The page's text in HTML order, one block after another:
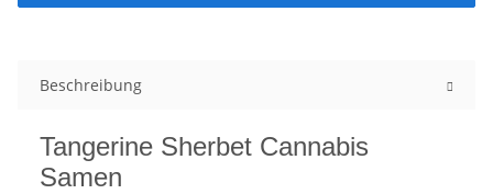
Beschreibung
Tangerine Sherbet Cannabis
Samen